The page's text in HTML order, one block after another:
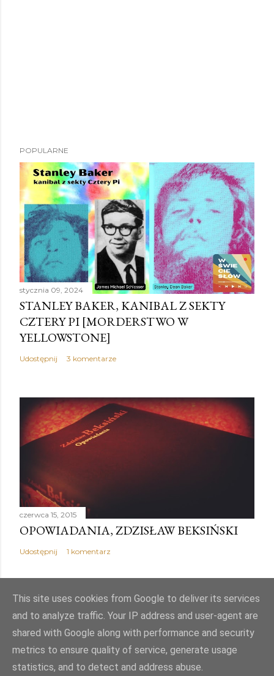
POPULARNE
stycznia 09, 2024
STANLEY BAKER, KANIBAL Z SEKTY
CZTERY PI [MORDERSTWO W
YELLOWSTONE]
Udostępnij 3 komentarze
czerwca 15, 2015
OPOWIADANIA, ZDZISŁAW BEKSIŃSKI
Udostępnij 1 komentarz
Obsługiwane przez usługę Blogger
Autor obrazów motywu:Mae Burke
© PJK
This site uses cookies from Google to deliver its services
and to analyze traffic. Your IP address and user-agent are
shared with Google along with performance and security
metrics to ensure quality of service, generate usage
statistics, and to detect and address abuse.